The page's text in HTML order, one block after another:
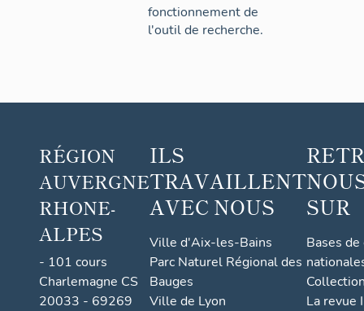
fonctionnement de
l'outil de recherche.
RÉGION
AUVERGNE
RHONE-
ALPES
- 101 cours
Charlemagne CS
20033 - 69269
ILS
TRAVAILLENT
AVEC NOUS
Ville d'Aix-les-Bains
Parc Naturel Régional des
Bauges
Ville de Lyon
SUR
Bases
La revue